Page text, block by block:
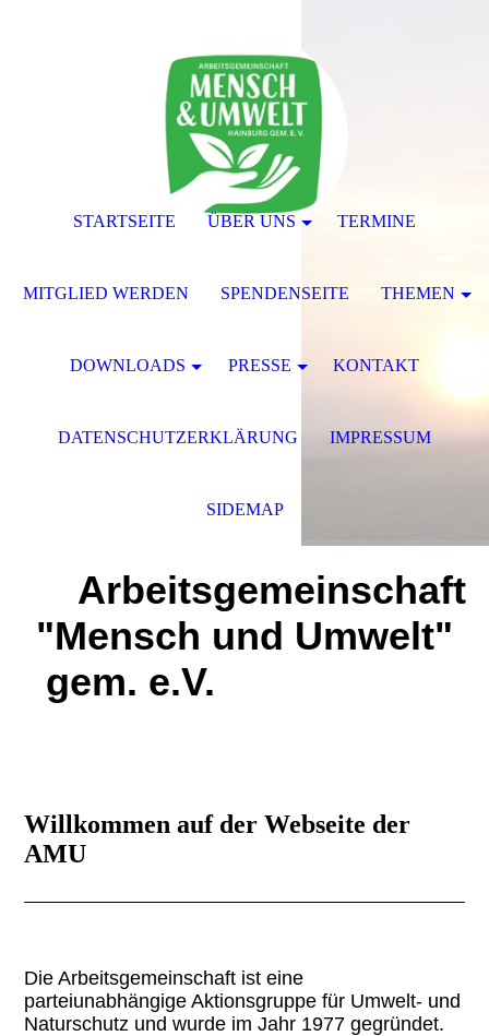
Arbeitsgemeinschaft
"Mensch und Umwelt"
gem. e.V.
Willkommen auf der Webseite der
AMU
Die Arbeitsgemeinschaft ist eine
parteiunabhängige Aktionsgruppe für Umwelt- und
Naturschutz und wurde im Jahr 1977 gegründet.
STARTSEITE ÜBER UNS TERMINE
MITGLIED WERDEN SPENDENSEITE THEMEN
DOWNLOADS PRESSE KONTAKT
DATENSCHUTZERKLÄRUNG IMPRESSUM
SIDEMAP